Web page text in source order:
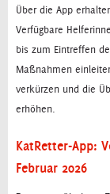
Über die App
Verfügbare
bis zum Eintreffen
Maßnahmen
verkürzen und die
erhöhen.
KatRetter-App:
Februar 2026